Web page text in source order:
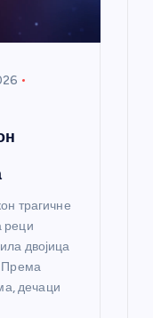
трагичне
реци
двојица
Према
дечаци